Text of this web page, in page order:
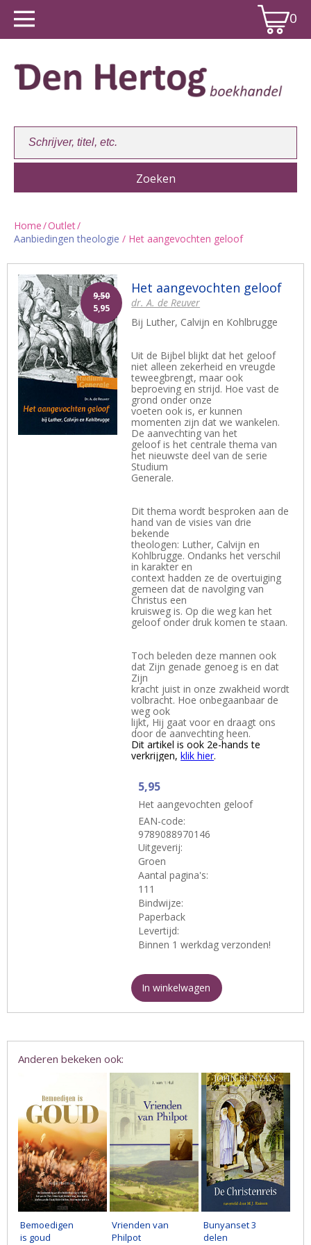
0
Winkelwagen:
Home/Outlet/
Aanbiedingen theologie / Het aangevochten geloof
9,50
5,95
Het aangevochten geloof
dr. A. de Reuver
Bij Luther, Calvijn en Kohlbrugge
Uit de Bijbel blijkt dat het geloof
niet alleen zekerheid en vreugde
teweegbrengt, maar ook
beproeving en strijd. Hoe vast de
grond onder onze
voeten ook is, er kunnen
momenten zijn dat we wankelen.
De aanvechting van het
geloof is het centrale thema van
het nieuwste deel van de serie
Studium
Generale.
Dit thema wordt besproken aan de
hand van de visies van drie
bekende
theologen: Luther, Calvijn en
Kohlbrugge. Ondanks het verschil
in karakter en
context hadden ze de overtuiging
gemeen dat de navolging van
Christus een
kruisweg is. Op die weg kan het
geloof onder druk komen te staan.
Toch beleden deze mannen ook
dat Zijn genade genoeg is en dat
Zijn
kracht juist in onze zwakheid wordt
volbracht. Hoe onbegaanbaar de
weg ook
lijkt, Hij gaat voor en draagt ons
door de aanvechting heen.
Dit artikel is ook 2e-hands te
verkrijgen,klik hier.
5,95
Het aangevochten geloof
EAN-code:
9789088970146
Uitgeverij:
Groen
Aantal pagina's:
111
Bindwijze:
Paperback
Levertijd:
Binnen 1 werkdag verzonden!
In winkelwagen
Anderen bekeken ook:
Bemoedigen
is goud
Vrienden van
Philpot
Bunyanset 3
delen